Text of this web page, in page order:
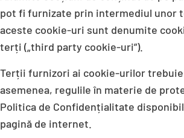
pot fi furnizate prin intermediul unor
aceste cookie-uri sunt denumite
terți („third party cookie-uri”).
Terții furnizori ai cookie-urilor
asemenea, regulile în materie de
Politica de Confidențialitate
pagină de internet.